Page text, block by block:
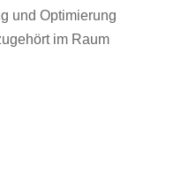
und Optimierung
im Raum